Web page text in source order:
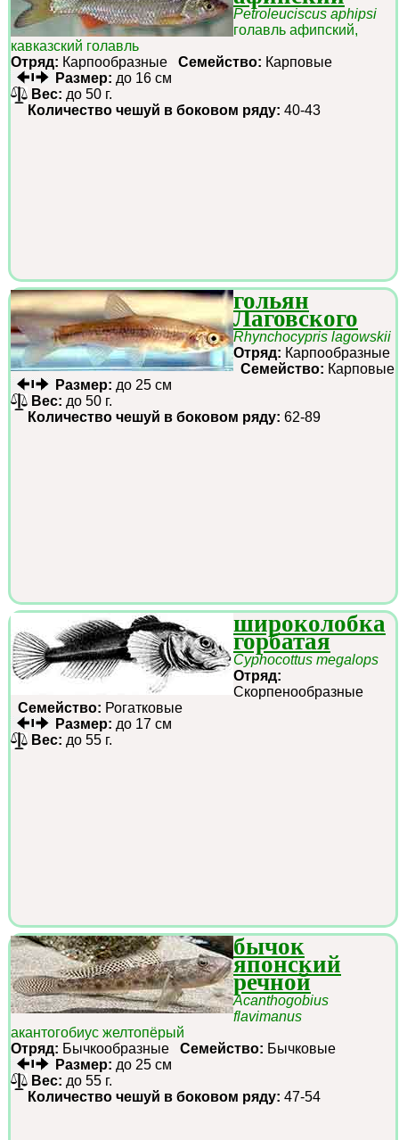
Petroleuciscus aphipsi
голавль афипский,
кавказский голавль
Отряд: Карпообразные Семейство: Карповые
Размер: до 16 см
Вес: до 50 г.
Количество чешуй в боковом ряду: 40-43
гольян
Лаговского
Rhynchocypris lagowskii
Отряд: Карпообразные
Семейство: Карповые
Размер: до 25 см
Вес: до 50 г.
Количество чешуй в боковом ряду: 62-89
широколобка
горбатая
Cyphocottus megalops
Отряд:
Скорпенообразные
Семейство: Рогатковые
Размер: до 17 см
Вес: до 55 г.
бычок
японский
речной
Acanthogobius
flavimanus
акантогобиус желтопёрый
Отряд: Бычкообразные Семейство: Бычковые
Размер: до 25 см
Вес: до 55 г.
Количество чешуй в боковом ряду: 47-54